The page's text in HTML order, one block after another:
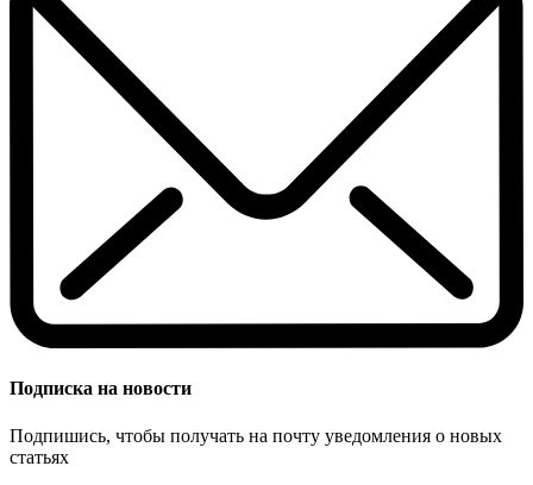
Подписка на новости
Подпишись, чтобы получать на почту уведомления о новых
статьях